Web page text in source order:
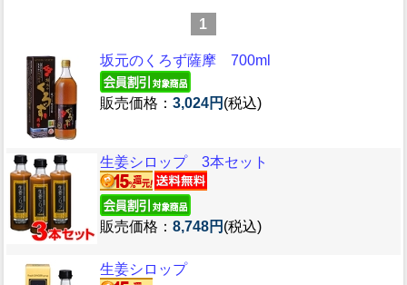
1
坂元のくろず薩摩 700ml
販売価格： 3,024円 (税込)
生姜シロップ 3本セット
販売価格： 8,748円 (税込)
生姜シロップ